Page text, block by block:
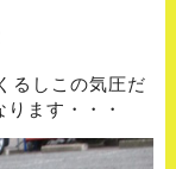
るしこの気圧だ
ます・・・